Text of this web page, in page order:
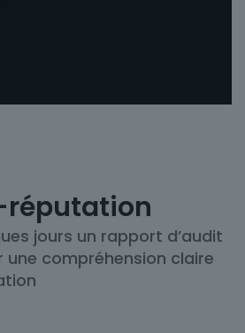
réputation
jours un rapport d’audit
une compréhension claire